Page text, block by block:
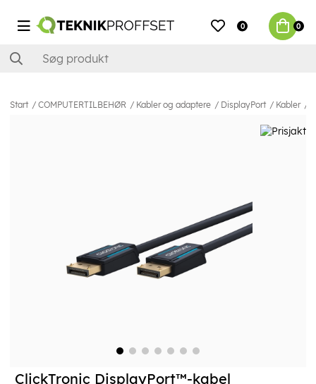
0 0
Start COMPUTERTILBEHØR Kabler og adaptere DisplayPort Kabler
ClickTronic DisplayPort™-kabel